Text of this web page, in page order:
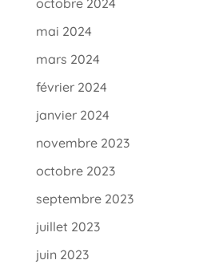
octobre 2024
mai 2024
mars 2024
février 2024
janvier 2024
novembre 2023
octobre 2023
septembre 2023
juillet 2023
juin 2023